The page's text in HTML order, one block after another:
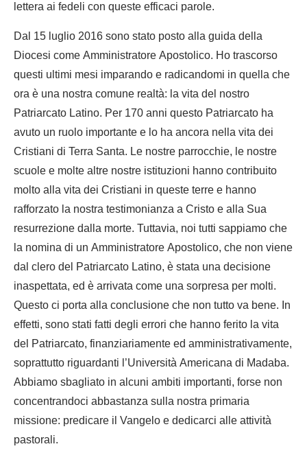
lettera ai fedeli con queste efficaci parole.
Dal 15 luglio 2016 sono stato posto alla guida della
Diocesi come Amministratore Apostolico. Ho trascorso
questi ultimi mesi imparando e radicandomi in quella che
ora è una nostra comune realtà: la vita del nostro
Patriarcato Latino. Per 170 anni questo Patriarcato ha
avuto un ruolo importante e lo ha ancora nella vita dei
Cristiani di Terra Santa. Le nostre parrocchie, le nostre
scuole e molte altre nostre istituzioni hanno contribuito
molto alla vita dei Cristiani in queste terre e hanno
rafforzato la nostra testimonianza a Cristo e alla Sua
resurrezione dalla morte. Tuttavia, noi tutti sappiamo che
la nomina di un Amministratore Apostolico, che non viene
dal clero del Patriarcato Latino, è stata una decisione
inaspettata, ed è arrivata come una sorpresa per molti.
Questo ci porta alla conclusione che non tutto va bene. In
effetti, sono stati fatti degli errori che hanno ferito la vita
del Patriarcato, finanziariamente ed amministrativamente,
soprattutto riguardanti l’Università Americana di Madaba.
Abbiamo sbagliato in alcuni ambiti importanti, forse non
concentrandoci abbastanza sulla nostra primaria
missione: predicare il Vangelo e dedicarci alle attività
pastorali.